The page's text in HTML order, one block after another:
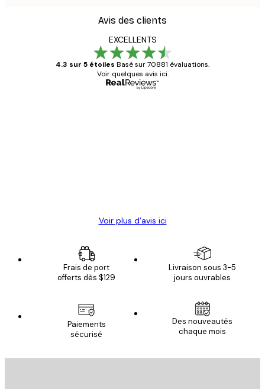
Avis des clients
EXCELLENTS
4.3 sur 5 étoiles Basé sur 70881 évaluations.
Voir quelques avis ici.
Voir plus d’avis ici
Frais de port
offerts dès $129
Livraison sous 3-5
jours ouvrables
Paiements
sécurisé
Des nouveautés
chaque mois